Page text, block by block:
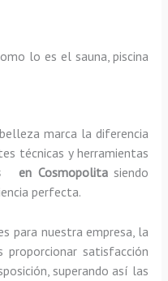
lo es el sauna, piscina
marca la diferencia
técnicas y herramientas
en Cosmopolitasiendo
perfecta.
para nuestra empresa, la
proporcionar satisfacción
superando así las